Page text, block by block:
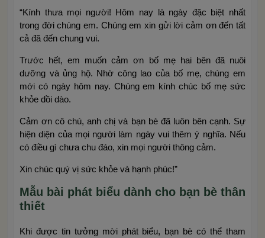
“Kính thưa mọi người! Hôm nay là ngày đặc biệt nhất
trong đời chúng em. Chúng em xin gửi lời cảm ơn đến tất
cả đã đến chung vui.
Trước hết, em muốn cảm ơn bố mẹ hai bên đã nuôi
dưỡng và ủng hộ. Nhờ công lao của bố mẹ, chúng em
mới có ngày hôm nay. Chúng em kính chúc bố mẹ sức
khỏe dồi dào.
Cảm ơn cô chú, anh chị và bạn bè đã luôn bên cạnh. Sự
hiện diện của mọi người làm ngày vui thêm ý nghĩa. Nếu
có điều gì chưa chu đáo, xin mọi người thông cảm.
Xin chúc quý vị sức khỏe và hạnh phúc!”
Mẫu bài phát biểu dành cho bạn bè thân
thiết
Khi được tin tưởng mời phát biểu, bạn bè có thể tham